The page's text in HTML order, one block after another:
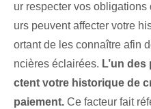
ur respecter⁤ vos‌
urs peuvent affecter votre
ortant de les connaître afin
ncières éclairées. L’un
ctent votre historique de
paiement. Ce facteur fait